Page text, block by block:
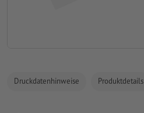
Druckdatenhinweise Produktdetails